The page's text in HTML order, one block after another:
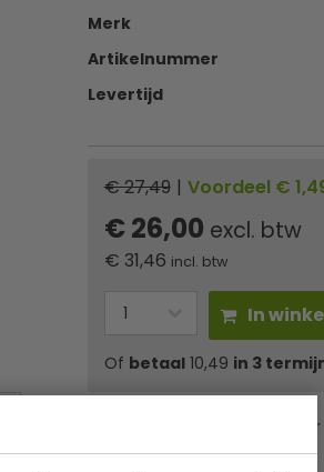
Merk
Artikelnummer
Levertijd
€ 27,49 | Voordeel €
€ 26,00 excl. btw
€ 31,46 incl. btw
In
Of betaal10,49 in 3
✔ Gratis verzending* ✔ 24